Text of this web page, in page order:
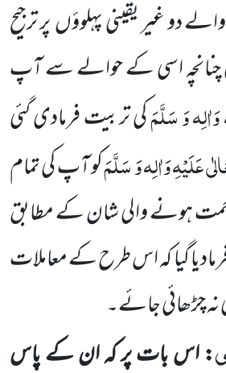
دو غیر یقینی پہلوؤںپر ترجیح
اسی کےحوالے سے آپ
وَ سَلَّمَکی تربیت فرمادی گئی
عَلَیْہِ وَاٰلِہ وَ سَلَّمَکو آپ کی تمام
ہونے والی شان کے مطابق
گیا کہ اس طرح کے معاملات
چڑھائی جائے۔
: اس بات پر کہ ان کے پاس